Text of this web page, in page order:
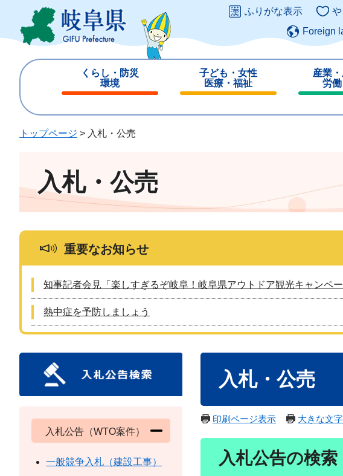
ジ
ュ
ふりがな表示
Foreign
くらし・防災
環境
じ
子ども・女性
医療・福祉
じ
産業
労
じ
トップページ > 入札・公売
入札・公売
重要なお知らせ
知事記者会見「楽しすぎるぞ岐阜！岐阜県アウトドア観光キャンペ
熱中症を予防しましょう
入札・公売
印刷ページ表示 大きな文
入札公告の検索
入札公告（WTO案件）
一般競争入札（建設工事）